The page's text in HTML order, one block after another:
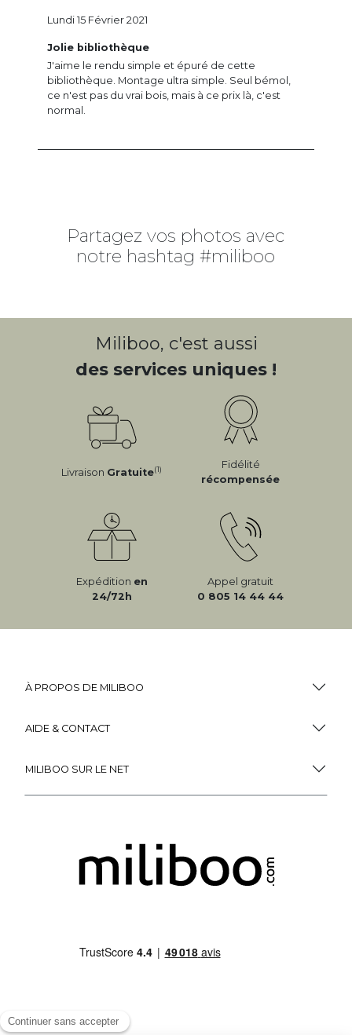
Jolie bibliothèque
J'aime le rendu simple et épuré de cette
bibliothèque. Montage ultra simple. Seul bémol,
ce n'est pas du vrai bois, mais à ce prix là, c'est
normal.
Lundi 15 Février 2021
Partagez vos photos avec
notre hashtag #miliboo
Miliboo, c'est aussi
des services uniques !
Livraison Gratuite(1)
Fidélité
récompensée
Expédition en
24/72h
Appel gratuit
0 805 14 44 44
À PROPOS DE MILIBOO
AIDE & CONTACT
MILIBOO SUR LE NET